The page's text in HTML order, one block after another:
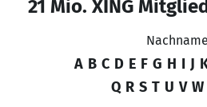
21 Mio. XING
A B C D E F G H I J
Q R S T U V W